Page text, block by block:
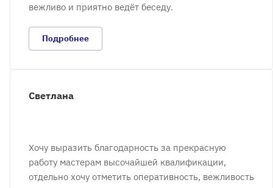
вежливо и приятно ведёт беседу.
Подробнее
Светлана
Хочу выразить благодарность за прекрасную
работу мастерам высочайшей квалификации,
отдельно хочу отметить оперативность, вежливость